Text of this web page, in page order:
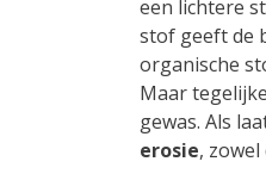
een lichtere
stof geeft de
organische
Maar
gewas. Als
erosie,